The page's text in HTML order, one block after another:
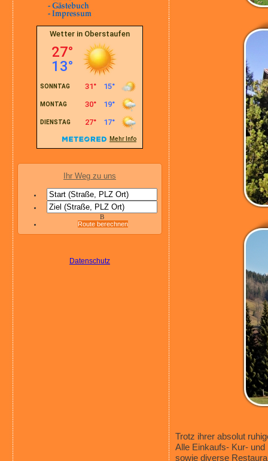
Ihr Weg zu uns
B
Route berechnen
Datenschutz
Trotz ihrer absolut
Alle Einkaufs- Kur-
sowie diverse